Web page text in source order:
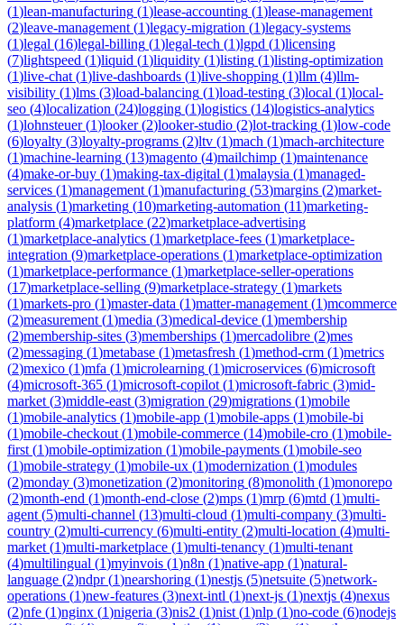
(1)lean-manufacturing (1)lease-accounting (1)lease-management
(2)leave-management (1)legacy-migration (1)legacy-systems
(1)legal (16)legal-billing (1)legal-tech (1)lgpd (1)licensing
(7)lightspeed (1)liquid (1)liquidity (1)listing (1)listing-optimization
(1)live-chat (1)live-dashboards (1)live-shopping (1)llm (4)llm-
visibility (1)lms (3)load-balancing (1)load-testing (3)local (1)local-
seo (4)localization (24)logging (1)logistics (14)logistics-analytics
(1)lohnsteuer(1)looker(2)looker-studio (2)lot-tracking (1)low-code
(6)loyalty (3)loyalty-programs (2)ltv (1)mach (1)mach-architecture
(1)machine-learning (13)magento (4)mailchimp (1)maintenance
(4)make-or-buy (1)making-tax-digital (1)malaysia (1)managed-
services (1)management (1)manufacturing (53)margins (2)market-
analysis (1)marketing (10)marketing-automation (11)marketing-
platform (4)marketplace (22)marketplace-advertising
(1)marketplace-analytics (1)marketplace-fees (1)marketplace-
integration (9)marketplace-operations (1)marketplace-optimization
(1)marketplace-performance (1)marketplace-seller-operations
(17)marketplace-selling (9)marketplace-strategy (1)markets
(1)markets-pro (1)master-data (1)matter-management (1)mcommerce
(2)measurement (1)media (3)medical-device (1)membership
(2)membership-sites (3)memberships (1)mercadolibre (2)mes
(2)messaging (1)metabase (1)metasfresh (1)method-crm (1)metrics
(2)mexico (1)mfa (1)microlearning (1)microservices (6)microsoft
(4)microsoft-365 (1)microsoft-copilot (1)microsoft-fabric (3)mid-
market (3)middle-east (3)migration (29)migrations (1)mobile
(1)mobile-analytics (1)mobile-app (1)mobile-apps (1)mobile-bi
(1)mobile-checkout (1)mobile-commerce (14)mobile-cro (1)mobile-
first (1)mobile-optimization (1)mobile-payments (1)mobile-seo
(1)mobile-strategy (1)mobile-ux (1)modernization (1)modules
(2)monday (3)monetization (2)monitoring (8)monolith (1)monorepo
(2)month-end (1)month-end-close (2)mps (1)mrp (6)mtd (1)multi-
agent (5)multi-channel (13)multi-cloud (1)multi-company (3)multi-
country (2)multi-currency (6)multi-entity (2)multi-location (4)multi-
market (1)multi-marketplace (1)multi-tenancy (1)multi-tenant
(4)multilingual (1)myinvois (1)n8n (1)native-app (1)natural-
language (2)ndpr(1)nearshoring (1)nestjs (5)netsuite (5)network-
operations (1)new-features (3)next-intl (1)next-js (1)nextjs (4)nexus
(2)nfe (1)nginx (1)nigeria (3)nis2 (1)nist (1)nlp (1)no-code (6)nodejs